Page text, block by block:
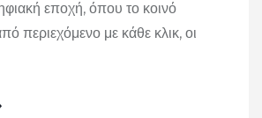
εποχή, όπου το κοινό
περιεχόμενο με κάθε κλικ, οι